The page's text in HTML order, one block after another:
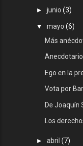
►junio(3)
▼mayo(6)
Más
Ego en la
Vota por
De Joaquín
Los
►abril(7)